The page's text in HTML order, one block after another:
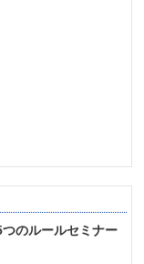
のルールセミナー